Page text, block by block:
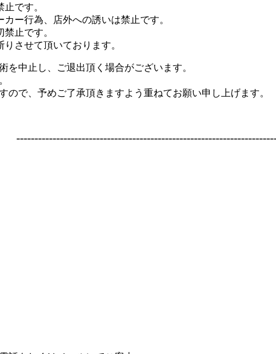
です。
ー行為、店外への誘いは禁止です。
止です。
させて頂いております。
中止し、ご退出頂く場合がございます。
で、予めご了承頂きますよう重ねてお願い申し上げます。